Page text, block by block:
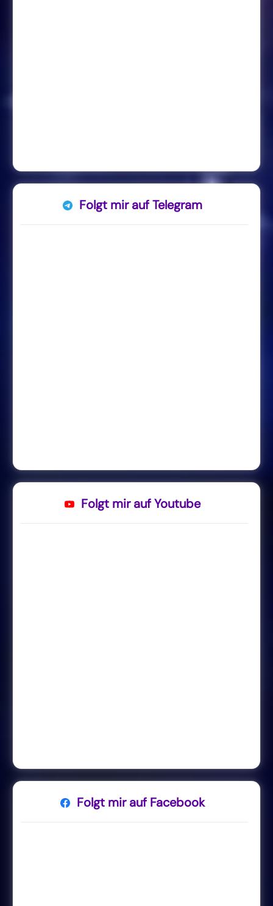
Folgt mir auf Telegram
Folgt mir auf Youtube
Folgt mir auf Facebook